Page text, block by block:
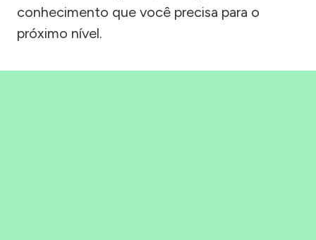
conhecimento que você precisa para o
próximo nível.